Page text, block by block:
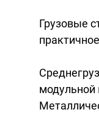
Грузовые
модульной